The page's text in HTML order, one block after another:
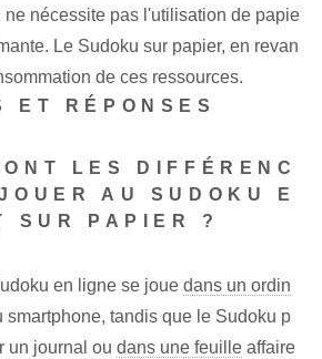
ne nécessite pas l'utilisation de papie
Le Sudoku sur papier, en revan
de ces ressources.
ET RÉPONSES
LES DIFFÉRENC
AU SUDOKU E
SUR PAPIER ?
en ligne se joue dans un ordin
smartphone, tandis que le Sudoku p
un journal ou dans une feuille affaire